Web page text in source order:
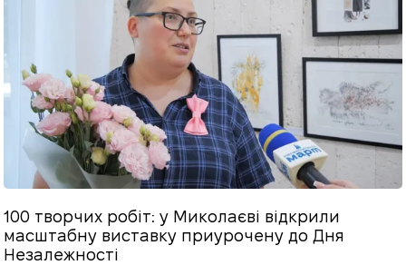
100 творчих робіт: у Миколаєві відкрили
масштабну виставку приурочену до Дня
Незалежності